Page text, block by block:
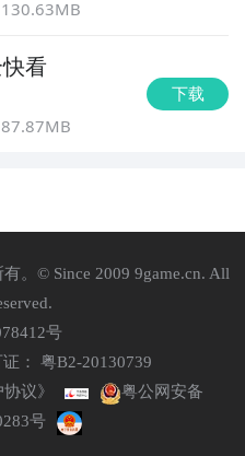
130.63MB
看
87.87MB
下载
。© Since 2009 9game.cn. All
号
： 粤B2-20130739
协议》
粤公网安备
号